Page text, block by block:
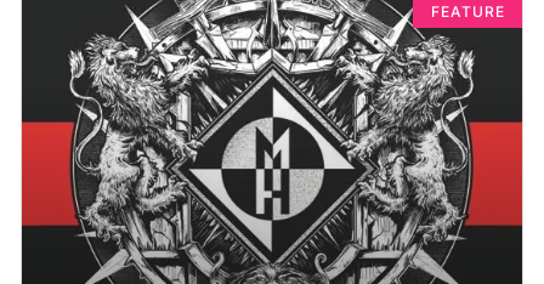
FEATURE